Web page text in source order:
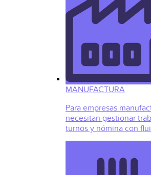
MANUFACTURA
Para empresas
necesitan gestionar
turnos y nómina con